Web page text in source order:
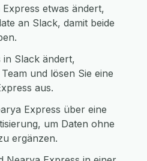
etwas ändert,
an Slack, damit beide
Slack ändert,
und lösen Sie eine
aus.
Express über eine
um Daten ohne
ergänzen.